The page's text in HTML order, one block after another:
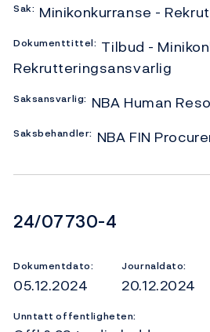
Sak: Minikonkurranse -
Dokumenttittel: Tilbud -
Rekrutteringsansvarlig
Saksansvarlig: NBA Human
Saksbehandler: NBA FIN
Dokumentnummer
24/07730-4
Dokumentdato:
05.12.2024
Journaldato:
20.12.2024
Unntatt offentligheten: